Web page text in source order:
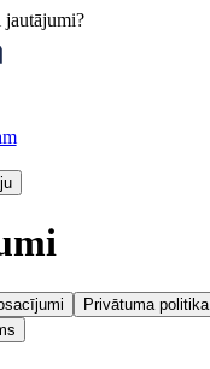
Privātuma politika